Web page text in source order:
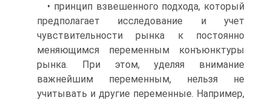
• принцип взвешенного подхода, который
предполагает исследование и учет
чувствительности рынка к постоянно
меняющимся переменным конъюнктуры
рынка. При этом, уделяя внимание
важнейшим переменным, нельзя не
учитывать и другие переменные. Например,